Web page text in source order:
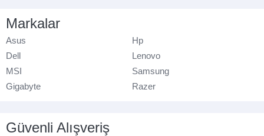
Markalar
Asus
Hp
Dell
Lenovo
MSI
Samsung
Gigabyte
Razer
Güvenli Alışveriş